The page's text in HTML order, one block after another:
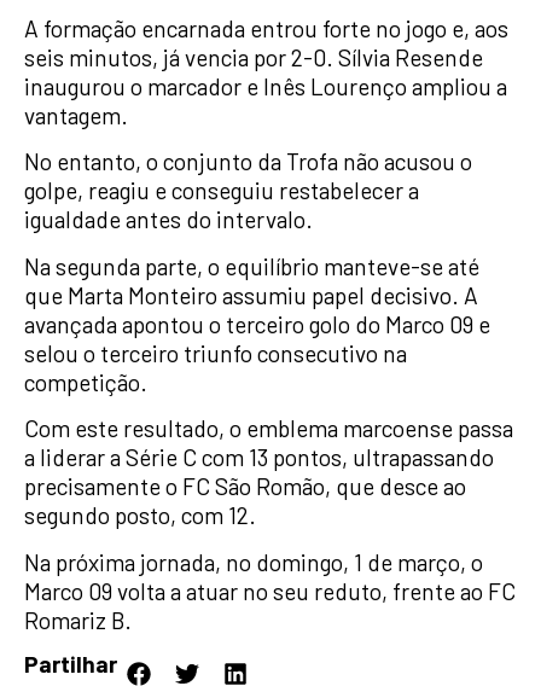
A formação encarnada entrou forte no jogo e, aos
seis minutos, já vencia por 2-0. Sílvia Resende
inaugurou o marcador e Inês Lourenço ampliou a
vantagem.
No entanto, o conjunto da Trofa não acusou o
golpe, reagiu e conseguiu restabelecer a
igualdade antes do intervalo.
Na segunda parte, o equilíbrio manteve-se até
que Marta Monteiro assumiu papel decisivo. A
avançada apontou o terceiro golo do Marco 09 e
selou o terceiro triunfo consecutivo na
competição.
Com este resultado, o emblema marcoense passa
a liderar a Série C com 13 pontos, ultrapassando
precisamente o FC São Romão, que desce ao
segundo posto, com 12.
Na próxima jornada, no domingo, 1 de março, o
Marco 09 volta a atuar no seu reduto, frente ao FC
Romariz B.
Partilhar